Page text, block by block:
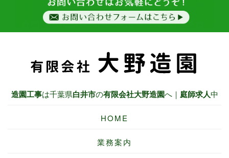
造園工事は千葉県白井市の有限会社大野造園へ｜ 庭師求人中
HOME
業務案内